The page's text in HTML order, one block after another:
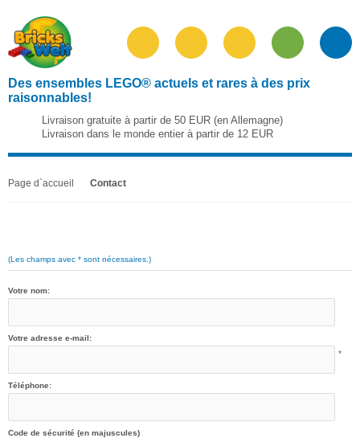
Des ensembles LEGO® actuels et rares à des prix
raisonnables!
Livraison gratuite à partir de 50 EUR (en Allemagne)
Livraison dans le monde entier à partir de 12 EUR
Page d`accueil Contact
(Les champs avec * sont nécessaires.)
Votre nom:
Votre adresse e-mail:
*
Téléphone:
Code de sécurité (en majuscules)